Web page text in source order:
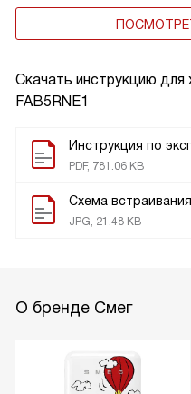
Скачать инструкцию для
FAB5RNE1
Инструкция по
PDF, 781.06 KB
Схема встраивания
JPG, 21.48 KB
О бренде Смег